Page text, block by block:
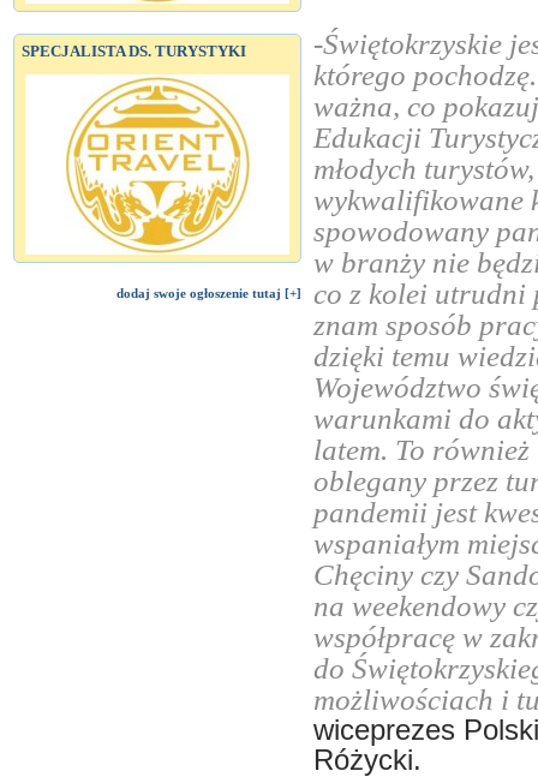
SPECJALISTA DS. TURYSTYKI
dodaj swoje ogłoszenie tutaj [+]
-Świętokrzyskie
którego
ważna, co
Edukacji
młodych
wykwalifikowane
spowodowany
w branży nie
co z kolei utrudni
znam sposób
dzięki temu
Województwo
warunkami do
latem. To
oblegany przez
pandemii jest
wspaniałym
Chęciny czy
na weekendowy
współpracę w
do
możliwościach i
wiceprezes
Różycki.